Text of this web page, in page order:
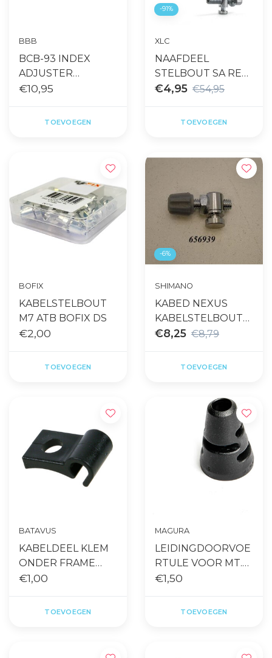
BBB
BCB-93 INDEX
ADJUSTER
KABELAFSTELLER 2
€10,95
TOEVOEGEN
-91%
XLC
NAAFDEEL
STELBOUT SA REM
A INHAAK ZI
€4,95 €54,95
TOEVOEGEN
BOFIX
KABELSTELBOUT
M7 ATB BOFIX DS
€2,00
TOEVOEGEN
-6%
SHIMANO
KABED NEXUS
KABELSTELBOUT
INHAAK
€8,25 €8,79
TOEVOEGEN
BATAVUS
KABELDEEL KLEM
ONDER FRAME
PVC 1 KABEL ZW
€1,00
TOEVOEGEN
MAGURA
LEIDINGDOORVOE
RTULE VOOR MT.
HS11 per stuk
€1,50
TOEVOEGEN